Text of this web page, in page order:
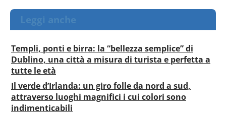
Leggi anche
Templi, ponti e birra: la “bellezza semplice” di
Dublino, una città a misura di turista e perfetta a
tutte le età
Il verde d’Irlanda: un giro folle da nord a sud,
attraverso luoghi magnifici i cui colori sono
indimenticabili